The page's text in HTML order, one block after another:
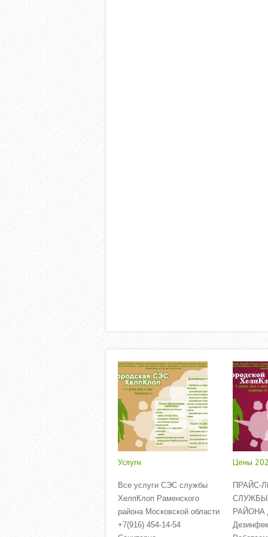
Услуги
Все услуги СЭС службы
ХелпКлоп Раменского
района Московской области
+7(916) 454-14-54
Цены
ПРАЙС-
СЛУЖБЫ
РАЙОНА